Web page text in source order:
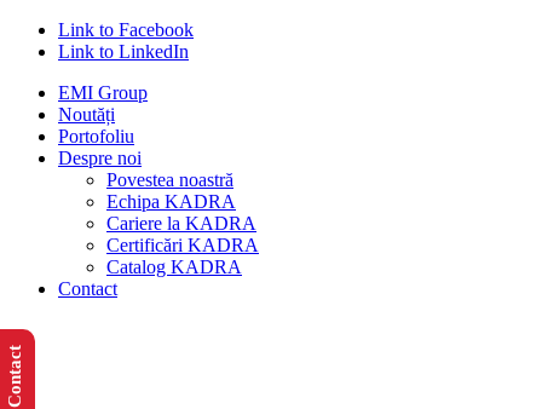
Link to Facebook
Link to LinkedIn
EMI Group
Noutăți
Portofoliu
Despre noi
Povestea noastră
Echipa KADRA
Cariere la KADRA
Certificări KADRA
Catalog KADRA
Contact
Contact